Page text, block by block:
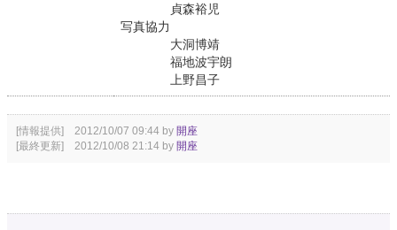
貞森裕児
写真協力
大洞博靖
福地波宇朗
上野昌子
[情報提供] 2012/10/07 09:44 by 開座
[最終更新] 2012/10/08 21:14 by 開座